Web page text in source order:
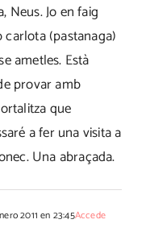
Neus. Jo en faig
(pastanaga)
ametles. Està
provar amb
que
a fer una visita a
Una abraçada.
2011 en 23:45Accede